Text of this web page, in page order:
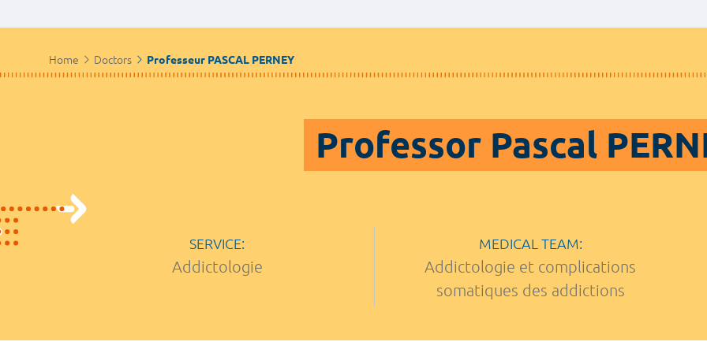
Home Doctors Professeur PASCAL PERNEY
Professor Pascal
SERVICE:
Addictologie
MEDICAL TEAM:
Addictologie et complications
somatiques des addictions